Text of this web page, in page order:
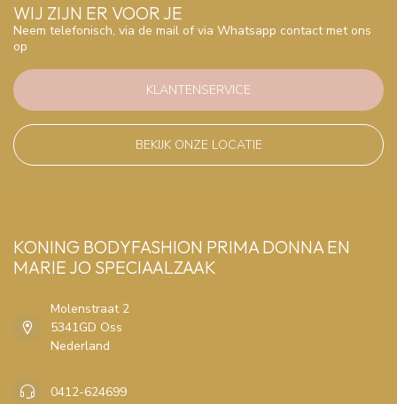
WIJ ZIJN ER VOOR JE
Neem telefonisch, via de mail of via Whatsapp contact met ons
op
KLANTENSERVICE
BEKIJK ONZE LOCATIE
KONING BODYFASHION PRIMA DONNA EN
MARIE JO SPECIAALZAAK
Molenstraat 2
5341GD Oss
Nederland
0412-624699